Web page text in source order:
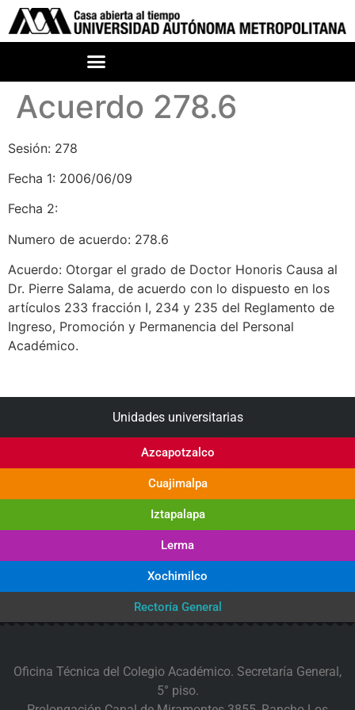
Acuerdo 278.6
Sesión: 278
Fecha 1: 2006/06/09
Fecha 2:
Numero de acuerdo: 278.6
Acuerdo: Otorgar el grado de Doctor Honoris Causa al
Dr. Pierre Salama, de acuerdo con lo dispuesto en los
artículos 233 fracción I, 234 y 235 del Reglamento de
Ingreso, Promoción y Permanencia del Personal
Académico.
Unidades universitarias
Azcapotzalco
Cuajimalpa
Iztapalapa
Lerma
Xochimilco
Rectoría General
Oficina Técnica del Colegio Académico. Secretaría General,
5° piso.